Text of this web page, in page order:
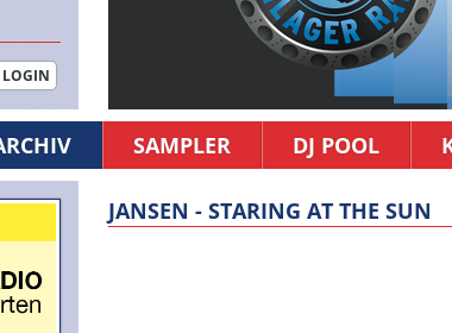
SAMPLER DJ POOL
JANSEN - STARING AT THE SUN